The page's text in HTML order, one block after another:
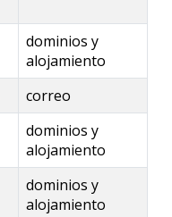
dominios y
alojamiento
correo
dominios y
alojamiento
dominios y
alojamiento